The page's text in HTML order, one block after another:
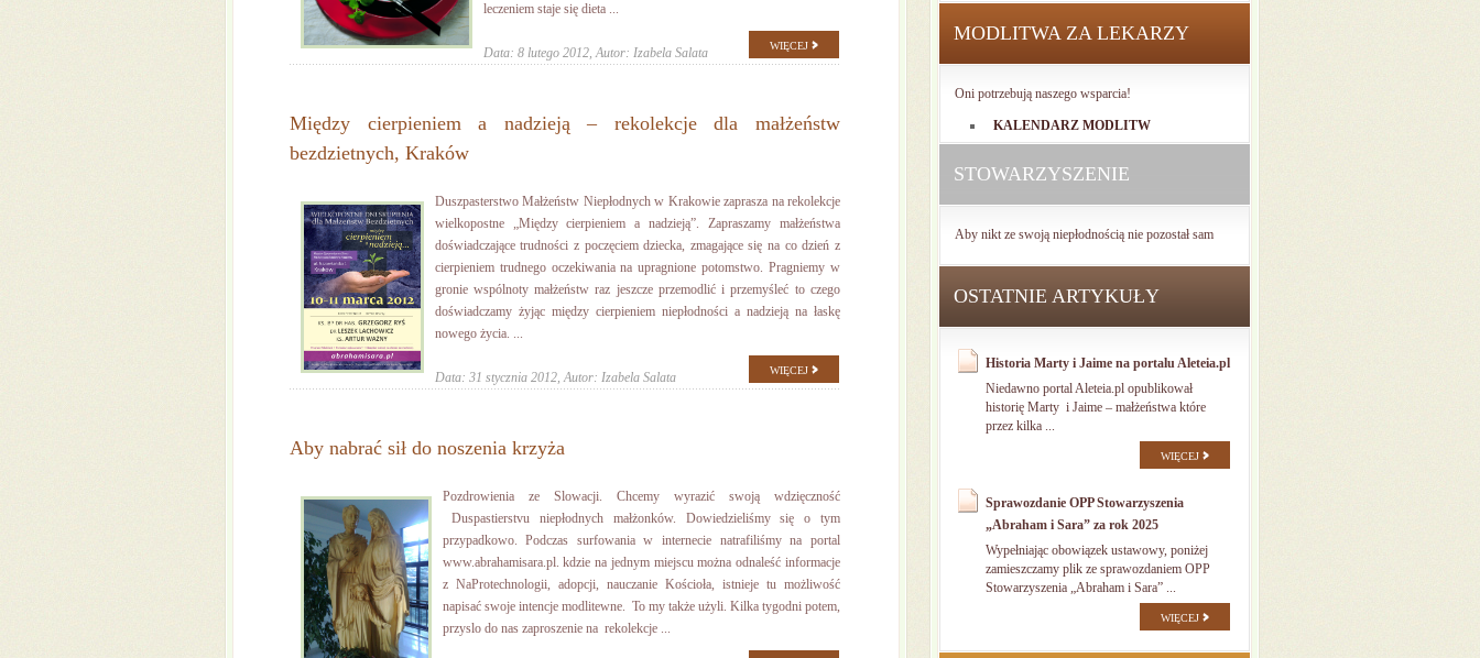
leczeniem staje się dieta ...
Data: 8 lutego 2012,Autor: Izabela Salata WIĘCEJ
Między cierpieniem a nadzieją – rekolekcje dla małżeństw
bezdzietnych, Kraków
Duszpasterstwo Małżeństw Niepłodnych w Krakowie zaprasza na rekolekcje
wielkopostne „Między cierpieniem a nadzieją”. Zapraszamy małżeństwa
doświadczające trudności z poczęciem dziecka, zmagające się na co dzień z
cierpieniem trudnego oczekiwania na upragnione potomstwo. Pragniemy w
gronie wspólnoty małżeństw raz jeszcze przemodlić i przemyśleć to czego
doświadczamy żyjąc między cierpieniem niepłodności a nadzieją na łaskę
nowego życia. ...
Data: 31 stycznia 2012,Autor: Izabela Salata WIĘCEJ
Aby nabrać sił do noszenia krzyża
Pozdrowienia ze Slowacji. Chcemy wyrazić swoją wdzięczność
Duspastierstvu niepłodnych małżonków. Dowiedzieliśmy się o tym
przypadkowo. Podczas surfowania w internecie natrafiliśmy na portal
www.abrahamisara.pl. kdzie na jednym miejscu można odnaleść informacje
z NaProtechnologii, adopcji, nauczanie Kościoła, istnieje tu możliwość
napisać swoje intencje modlitewne. To my także użyli. Kilka tygodni potem,
przyslo do nas zaproszenie na rekolekcje ...
MODLITWA ZA LEKARZY
Oni potrzebują naszego wsparcia!
KALENDARZ MODLITW
STOWARZYSZENIE
Aby nikt ze swoją niepłodnością nie pozostał sam
OSTATNIE ARTYKUŁY
Historia Marty i Jaime na portalu Aleteia.pl
Niedawno portal Aleteia.pl opublikował
historię Marty i Jaime – małżeństwa które
przez kilka ...
WIĘCEJ
Sprawozdanie OPP Stowarzyszenia
„Abraham i Sara” za rok 2025
Wypełniając obowiązek ustawowy, poniżej
zamieszczamy plik ze sprawozdaniem OPP
Stowarzyszenia „Abraham i Sara” ...
WIĘCEJ